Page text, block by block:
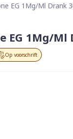
EG 1Mg/Ml Drank
EG 1Mg/Ml
Op voorschrift